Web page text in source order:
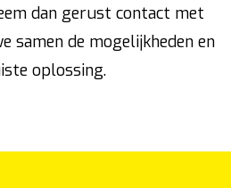
dan gerust contact met
samen de mogelijkheden en
oplossing.